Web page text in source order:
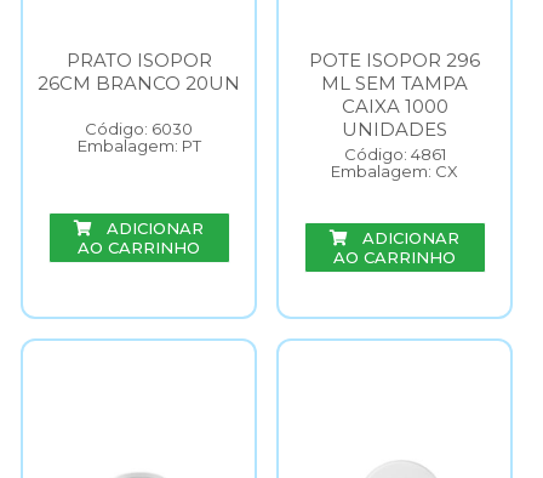
PRATO ISOPOR
26CM BRANCO 20UN
Código: 6030
Embalagem: PT
ADICIONAR
AO CARRINHO
POTE ISOPOR 296
ML SEM TAMPA
CAIXA 1000
UNIDADES
Código: 4861
Embalagem: CX
ADICIONAR
AO CARRINHO